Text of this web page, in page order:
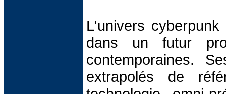
L'univers
dans un futur
contemporaines.
extrapolés de